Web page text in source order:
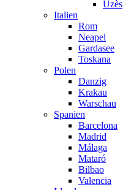
Uzès
Italien
Rom
Neapel
Gardasee
Toskana
Polen
Danzig
Krakau
Warschau
Spanien
Barcelona
Madrid
Málaga
Mataró
Bilbao
Valencia